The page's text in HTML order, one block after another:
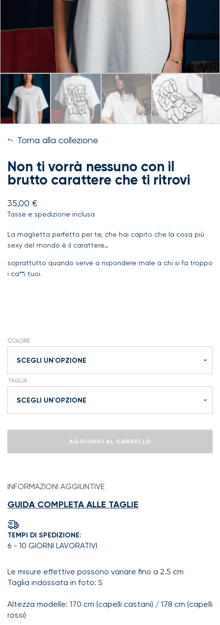
Torna alla collezione
Non ti vorrà nessuno con il
brutto carattere che ti ritrovi
35,00 €
Tasse e spedizione inclusa
La maglietta perfetta per te, che hai capito che la cosa più
sexy del mondo è il carattere…
soprattutto quando serve a rispondere male a chi si fa troppo
i ca**i tuoi.
COLORE
TAGLIA
il
brutto
carattere
che
ritrovi
quantità
AGGIUNGI AL CARRELLO
INFORMAZIONI AGGIUNTIVE
GUIDA COMPLETA ALLE TAGLIE
TEMPI DI SPEDIZIONE:
6 - 10 GIORNI LAVORATIVI
Le misure effettive possono variare fino a 2.5 cm
Taglia indossata in foto: S
Altezza modelle: 170 cm (capelli castani) / 178 cm (capelli
rossi)